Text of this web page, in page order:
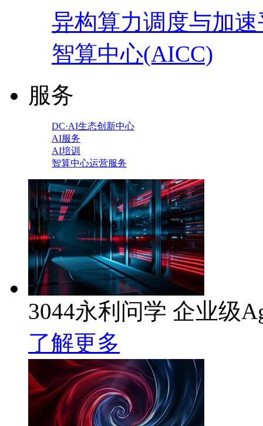
异构算力调度与加
智算中心(AICC)
服务
DC·AI生态创新中心
AI服务
AI培训
智算中心运营服务
3044永利问学 企业级
了解更多